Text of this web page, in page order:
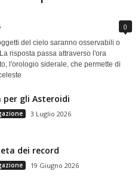
0
del cielo saranno osservabili o
risposta passa attraverso l'ora
l'orologio siderale, che permette di
per gli Asteroidi
3 Luglio 2026
dei record
19 Giugno 2026